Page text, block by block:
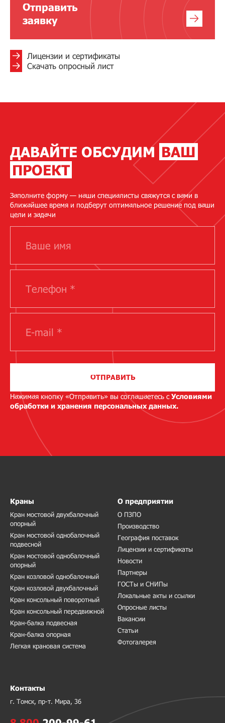
Отправить
заявку
Лицензии и сертификаты
Скачать опросный лист
ДАВАЙТЕ ОБСУДИМ ВАШ
ПРОЕКТ
Заполните форму — наши специалисты свяжутся с вами в
ближайшее время и подберут оптимальное решение под ваши
цели и задачи
ОТПРАВИТЬ
Нажимая кнопку «Отправить» вы соглашаетесь сУсловиями
обработки и хранения персональных данных.
Краны
Кран мостовой двухбалочный
опорный
Кран мостовой однобалочный
подвесной
Кран мостовой однобалочный
опорный
Кран козловой однобалочный
Кран козловой двухбалочный
Кран консольный поворотный
Кран консольный передвижной
Кран-балка подвесная
Кран-балка опорная
Легкая крановая система
О предприятии
О ПЗПО
Производство
География поставок
Лицензии и сертификаты
Новости
Партнеры
ГОСТы и СНИПы
Локальные акты и ссылки
Опросные листы
Вакансии
Статьи
Фотогалерея
Контакты
г. Томск, пр-т. Мира, 36